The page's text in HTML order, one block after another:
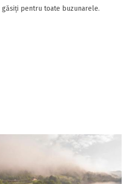
găsiți pentru toate buzunarele.